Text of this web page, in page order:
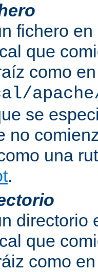
fichero
que
como en
se
no
una
.
directorio
que
como en